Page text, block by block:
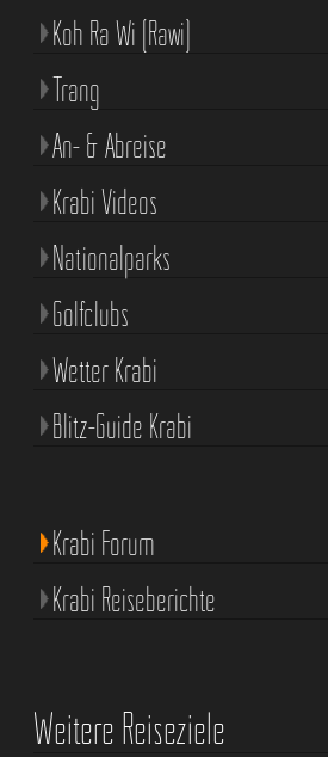
Koh Ra Wi (Rawi)
Trang
An- & Abreise
Krabi Videos
Nationalparks
Golfclubs
Wetter Krabi
Blitz-Guide Krabi
Krabi Forum
Krabi Reiseberichte
Weitere Reiseziele